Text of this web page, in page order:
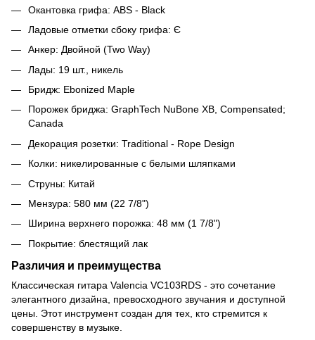
Окантовка грифа: ABS - Black
Ладовые отметки сбоку грифа: Є
Анкер: Двойной (Two Way)
Лады: 19 шт., никель
Бридж: Ebonized Maple
Порожек бриджа: GraphTech NuBone XB, Compensated;
Canada
Декорация розетки: Traditional - Rope Design
Колки: никелированные с белыми шляпками
Струны: Китай
Мензура: 580 мм (22 7/8")
Ширина верхнего порожка: 48 мм (1 7/8")
Покрытие: блестящий лак
Различия и преимущества
Классическая гитара Valencia VC103RDS - это сочетание
элегантного дизайна, превосходного звучания и доступной
цены. Этот инструмент создан для тех, кто стремится к
совершенству в музыке.